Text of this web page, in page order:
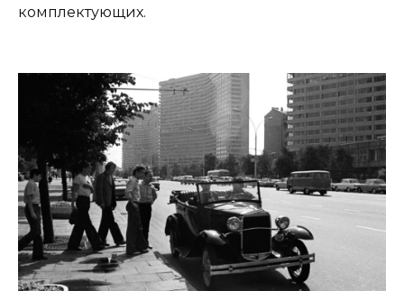
комплектующих.